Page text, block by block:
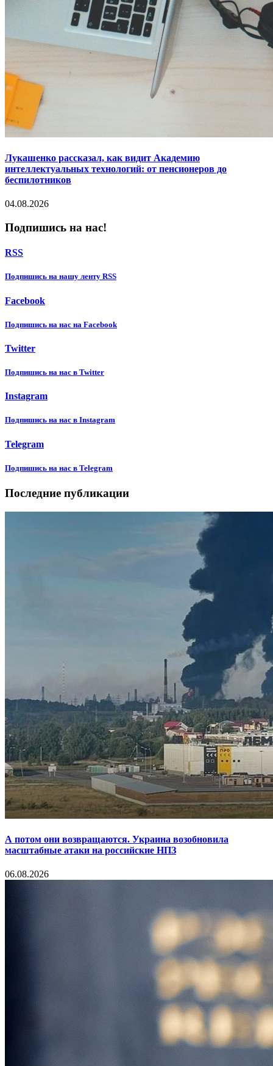
Лукашенко рассказал, как видит Академию
интеллектуальных технологий: от пенсионеров до
беспилотников
04.08.2026
Подпишись на нас!
RSS
Подпишиcь на нашу ленту RSS
Facebook
Подпишиcь на нас на Facebook
Twitter
Подпишиcь на нас в Twitter
Instagram
Подпишиcь на нас в Instagram
Telegram
Подпишиcь на нас в Telegram
Последние публикации
А потом они возвращаются. Украина возобновила
масштабные атаки на российские НПЗ
06.08.2026